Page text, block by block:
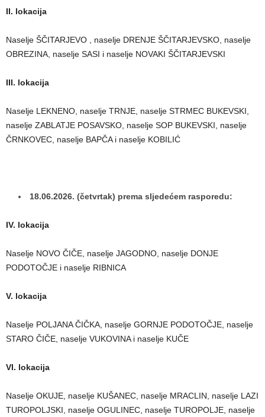
II. lokacija
Naselje ŠČITARJEVO , naselje DRENJE ŠČITARJEVSKO, naselje
OBREZINA, naselje SASI i naselje NOVAKI ŠČITARJEVSKI
III. lokacija
Naselje LEKNENO, naselje TRNJE, naselje STRMEC BUKEVSKI,
naselje ZABLATJE POSAVSKO, naselje SOP BUKEVSKI, naselje
ČRNKOVEC, naselje BAPČA i naselje KOBILIĆ
18.06.2026. (četvrtak) prema sljedećem rasporedu:
IV. lokacija
Naselje NOVO ČIČE, naselje JAGODNO, naselje DONJE
PODOTOČJE i naselje RIBNICA
V. lokacija
Naselje POLJANA ČIČKA, naselje GORNJE PODOTOČJE, naselje
STARO ČIČE, naselje VUKOVINA i naselje KUČE
VI. lokacija
Naselje OKUJE, naselje KUŠANEC, naselje MRACLIN, naselje LAZI
TUROPOLJSKI, naselje OGULINEC, naselje TUROPOLJE, naselje